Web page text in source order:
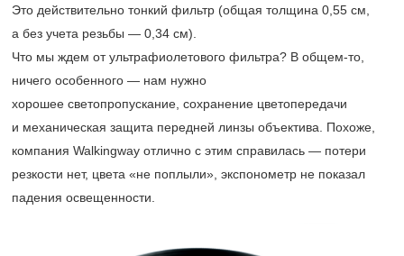
Это действительно тонкий фильтр (общая толщина 0,55 см,
а без учета резьбы — 0,34 см).
Что мы ждем от ультрафиолетового фильтра? В общем-то,
ничего особенного — нам нужно
хорошее светопропускание, сохранение цветопередачи
и механическая защита передней линзы объектива. Похоже,
компания Walkingway отлично с этим справилась — потери
резкости нет, цвета «не поплыли», экспонометр не показал
падения освещенности.